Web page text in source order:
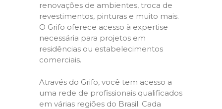
renovações de ambientes, troca de
revestimentos, pinturas e muito mais.
O Grifo oferece acesso à expertise
necessária para projetos em
residências ou estabelecimentos
comerciais.
Através do Grifo, você tem acesso a
uma rede de profissionais qualificados
em várias regiões do Brasil. Cada